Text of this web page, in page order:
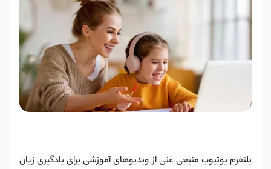
پلتفرم یوتیوب منبعی غنی از ویدیوهای آموزشی برای یادگیری زبان